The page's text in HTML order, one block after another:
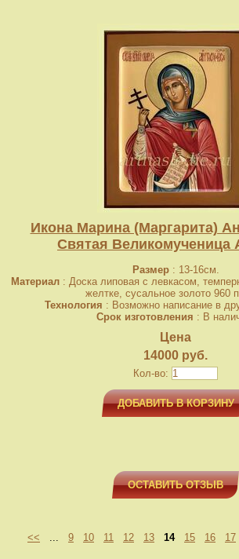
Икона Марина (Маргарита)
Святая Великомученица
Размер: 13-16см.
Материал: Доска липовая с левкасом,
желтке, сусальное золото 960
Технология : Возможно написание в
Срок изготовления : В
Цена
14000 руб.
Кол-во:
ДОБАВИТЬ В КОРЗИНУ
ОСТАВИТЬ ОТЗЫВ
<< ... 9 10 11 12 13 14 15 16 17